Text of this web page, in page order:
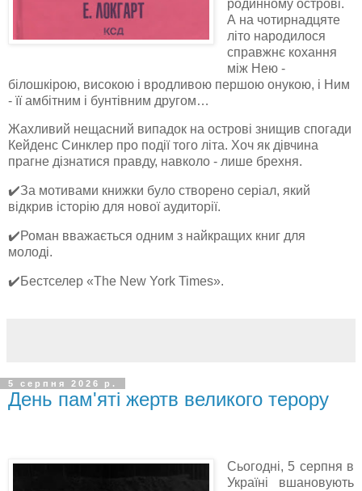
родинному острові.
А на чотирнадцяте
літо народилося
справжнє кохання
між Нею -
білошкірою, високою і вродливою першою онукою, і Ним
- її амбітним і бунтівним другом…
Жахливий нещасний випадок на острові знищив спогади
Кейденс Синклер про події того літа. Хоч як дівчина
прагне дізнатися правду, навколо - лише брехня.
✔️За мотивами книжки було створено серіал, який
відкрив історію для нової аудиторії.
✔️Роман вважається одним з найкращих книг для
молоді.
✔️Бестселер «The New York Times».
5 серпня 2026 р.
День пам'яті жертв великого терору
Сьогодні, 5 серпня в
Україні вшановують